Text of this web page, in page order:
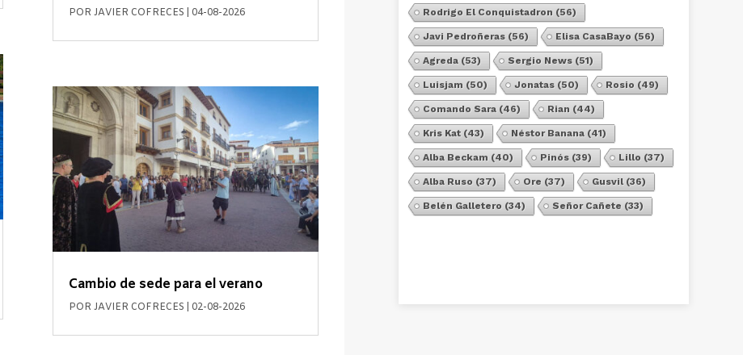
POR JAVIER COFRECES 04-08-2026
Cambio de sede para el verano
POR JAVIER COFRECES 02-08-2026
Rodrigo El Conquistadron (56)
Javi Pedroñeras (56) Elisa CasaBayo (56)
Agreda (53) Sergio News (51)
Luisjam (50) Jonatas (50) Rosio (49)
Comando Sara (46) Rian (44)
Kris Kat (43) Néstor Banana (41)
Alba Beckam (40) Pinós (39) Lillo (37)
Alba Ruso (37) Ore (37) Gusvil (36)
Belén Galletero (34) Señor Cañete (33)